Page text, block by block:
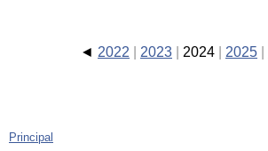
2022 2023 2024 2025
Principal